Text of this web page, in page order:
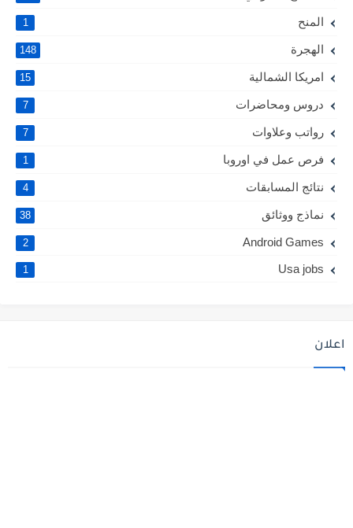
المنح 1
الهجرة 148
امريكا الشمالية 15
دروس ومحاضرات 7
رواتب وعلاوات 7
فرص عمل في اوروبا 1
نتائج المسابقات 4
نماذج ووثائق 38
Android Games
2
Usa jobs
1
اعلان